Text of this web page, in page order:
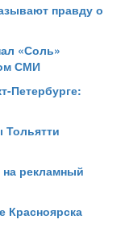
правду о
«Соль»
СМИ
Петербурге:
рекламный
Красноярска